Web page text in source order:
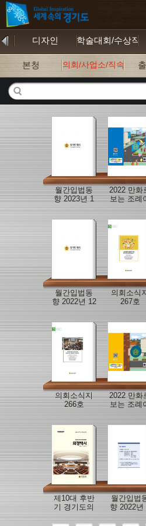
디자인 학술대회/수상작
본청 의회/사업소/직속기관
월간입법동
향 2023년 1
2022 만화
보는 조례
월간입법동
향 2022년 12
의회소식
267호
의회소식지
266호
2022 만화
보는 조례
제10대 후반
기 경기도의
월간입법
향 2022년